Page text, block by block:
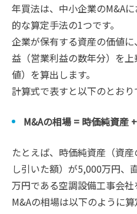
年買法は、中小企業のM&A
的な算定手法の1つです。
企業が保有する資産の価値
益（営業利益の数年分）を上
値）を算出します。
計算式で表すと以下のとおり
M&Aの相場 = 時価純資産
たとえば、時価純資産（資
し引いた額）が5,000万円、
万円である空調設備工事会社
M&Aの相場は以下のように算